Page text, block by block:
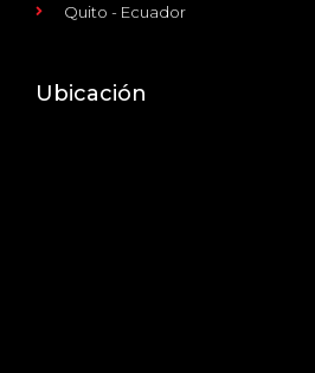
Quito - Ecuador
Ubicación